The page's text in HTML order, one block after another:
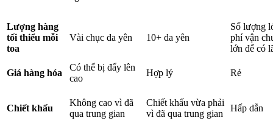
Lượng hàng
tối thiểu mỗi
toa
Vài chục da yên 10+ da yên
Số lượng
phí vận
lớn để có
Giá hàng hóa
Có thể bị đẩy lên
cao
Hợp lý Rẻ
Chiết khấu
Không cao vì đã
qua trung gian
Chiết khấu vừa phải
vì đã qua trung gian
Hấp dẫn